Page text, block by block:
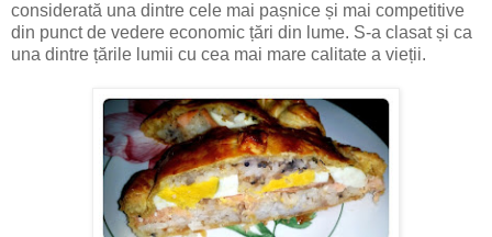
considerată una dintre cele mai pașnice și mai competitive
din punct de vedere economic țări din lume. S-a clasat și ca
una dintre țările lumii cu cea mai mare calitate a vieții.